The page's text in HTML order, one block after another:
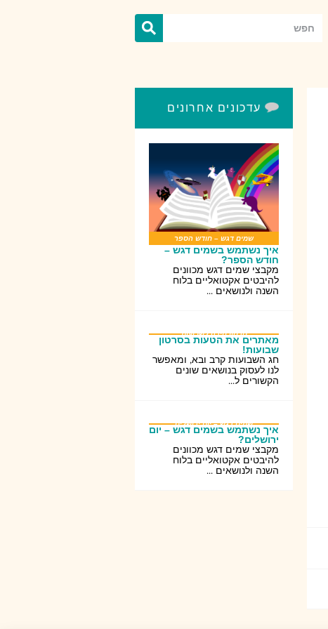
עדכונים אחרונים
שמים דגש – חודש הספר
איך נשתמש בשמים דגש –
חודש הספר?
מקבצי שמים דגש מכוונים
להיבטים אקטואליים בלוח
השנה ולנושאים ...
סרטון חידה לשבועות
מאתרים את הטעות בסרטון
שבועות!
חג השבועות קרב ובא, ומאפשר
לנו לעסוק בנושאים שונים
הקשורים ל...
שמים דגש – יום ירושלים
איך נשתמש בשמים דגש – יום
ירושלים?
מקבצי שמים דגש מכוונים
להיבטים אקטואליים בלוח
השנה ולנושאים ...